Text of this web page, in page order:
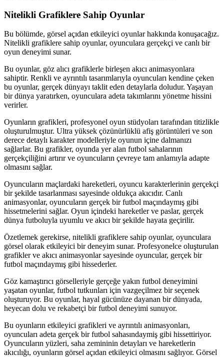
Nitelikli Grafiklere Sahip Oyunlar
Bu bölümde, görsel açıdan etkileyici oyunlar hakkında konuşacağız.
Nitelikli grafiklere sahip oyunlar, oyunculara gerçekçi ve canlı bir
oyun deneyimi sunar.
Bu oyunlar, göz alıcı grafiklerle birleşen akıcı animasyonlara
sahiptir. Renkli ve ayrıntılı tasarımlarıyla oyuncuları kendine çeken
bu oyunlar, gerçek dünyayı taklit eden detaylarla doludur. Yaşayan
bir dünya yaratırken, oyunculara adeta takımlarını yönetme hissini
verirler.
Oyunların grafikleri, profesyonel oyun stüdyoları tarafından titizlikle
oluşturulmuştur. Ultra yüksek çözünürlüklü afiş görüntüleri ve son
derece detaylı karakter modelleriyle oyunun içine dalmanızı
sağlarlar. Bu grafikler, oyunda yer alan futbol sahalarının
gerçekçiliğini artırır ve oyuncuların çevreye tam anlamıyla adapte
olmasını sağlar.
Oyuncuların maçlardaki hareketleri, oyuncu karakterlerinin gerçekçi
bir şekilde tasarlanması sayesinde oldukça akıcıdır. Canlı
animasyonlar, oyuncuların gerçek bir futbol maçındaymış gibi
hissetmelerini sağlar. Oyun içindeki hareketler ve paslar, gerçek
dünya futboluyla uyumlu ve akıcı bir şekilde hayata geçirilir.
Özetlemek gerekirse, nitelikli grafiklere sahip oyunlar, oyunculara
görsel olarak etkileyici bir deneyim sunar. Profesyonelce oluşturulan
grafikler ve akıcı animasyonlar sayesinde oyuncular, gerçek bir
futbol maçındaymış gibi hissederler.
Göz kamaştırıcı görselleriyle gerçeğe yakın futbol deneyimini
yaşatan oyunlar, futbol tutkunları için vazgeçilmez bir seçenek
oluşturuyor. Bu oyunlar, hayal gücünüze dayanan bir dünyada,
heyecan dolu ve rekabetçi bir futbol deneyimi sunuyor.
Bu oyunların etkileyici grafikleri ve ayrıntılı animasyonları,
oyuncuları adeta gerçek bir futbol sahasındaymiş gibi hissettiriyor.
Oyuncuların yüzleri, saha zemininin detayları ve hareketlerin
akıcılığı, oyunların görsel açıdan etkileyici olmasını sağlıyor. Görsel